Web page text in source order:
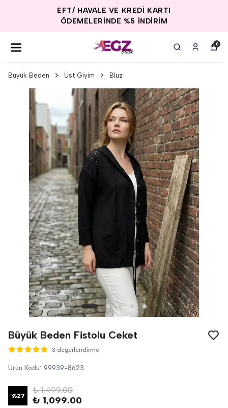
EFT/ HAVALE VE KREDİ KARTI
ÖDEMELERİNDE %5 İNDİRİM
0
Büyük Beden Üst Giyim Bluz
Büyük Beden Fistolu Ceket
3 değerlendirme
Ürün Kodu: 99939-8623
%27
₺ 1,499.00
₺ 1,099.00